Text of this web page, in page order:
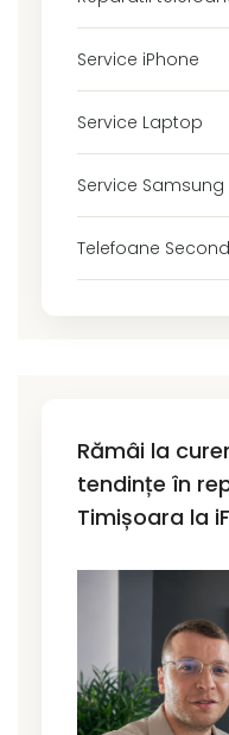
Service iPhone
Service Laptop
Service Samsung
Telefoane
Rămâi la
tendințe în
Timișoara la